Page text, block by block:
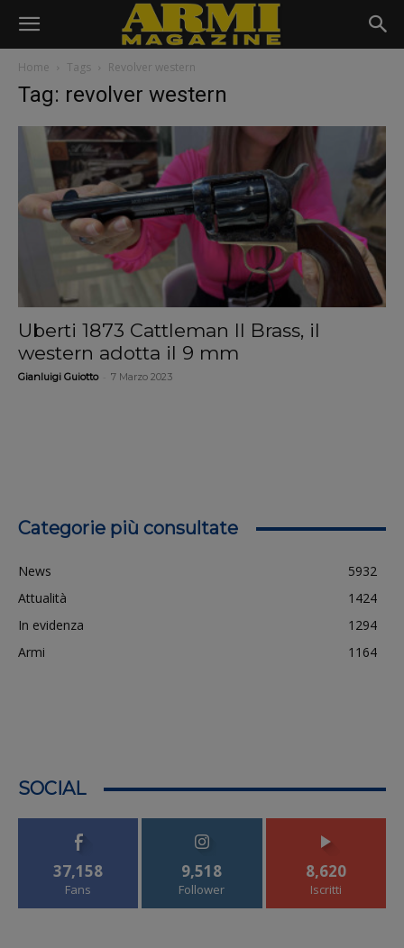
Home Tags Revolver western
Tag: revolver western
Uberti 1873 Cattleman II Brass, il
western adotta il 9 mm
Gianluigi Guiotto 7 Marzo 2023
Categorie più consultate
News
5932
Attualità
1424
In evidenza
1294
Armi
1164
SOCIAL
37,158
Fans
9,518
Follower
8,620
Iscritti